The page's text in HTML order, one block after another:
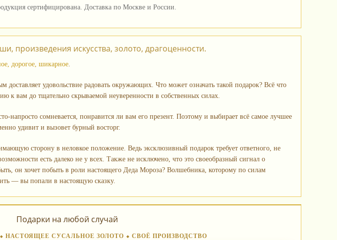
сертифицирована. Доставка по Москве и России.
произведения искусства, золото, драгоценности.
дорогое, шикарное.
удовольствие радовать окружающих. Что может означать такой подарок? Всё что
к вам до тщательно скрываемой неуверенности в собственных силах.
сомневается, понравится ли вам его презент. Поэтому и выбирает всё самое лучшее
удивит и вызовет бурный восторг.
сторону в неловкое положение. Ведь эксклюзивный подарок требует ответного, не
есть далеко не у всех. Также не исключено, что это своеобразный сигнал о
он хочет побыть в роли настоящего Деда Мороза? Волшебника, которому по силам
— вы попали в настоящую сказку.
Подарки на любой случай
НАСТОЯЩЕЕ СУСАЛЬНОЕ ЗОЛОТО ⬥ СВОЁ ПРОИЗВОДСТВО